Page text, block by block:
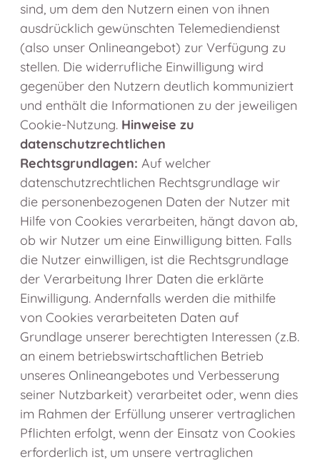
sind, um dem den Nutzern einen von ihnen
ausdrücklich gewünschten Telemediendienst
(also unser Onlineangebot) zur Verfügung zu
stellen. Die widerrufliche Einwilligung wird
gegenüber den Nutzern deutlich kommuniziert
und enthält die Informationen zu der jeweiligen
Cookie-Nutzung. Hinweise zu
datenschutzrechtlichen
Rechtsgrundlagen: Auf welcher
datenschutzrechtlichen Rechtsgrundlage wir
die personenbezogenen Daten der Nutzer mit
Hilfe von Cookies verarbeiten, hängt davon ab,
ob wir Nutzer um eine Einwilligung bitten. Falls
die Nutzer einwilligen, ist die Rechtsgrundlage
der Verarbeitung Ihrer Daten die erklärte
Einwilligung. Andernfalls werden die mithilfe
von Cookies verarbeiteten Daten auf
Grundlage unserer berechtigten Interessen (z.B.
an einem betriebswirtschaftlichen Betrieb
unseres Onlineangebotes und Verbesserung
seiner Nutzbarkeit) verarbeitet oder, wenn dies
im Rahmen der Erfüllung unserer vertraglichen
Pflichten erfolgt, wenn der Einsatz von Cookies
erforderlich ist, um unsere vertraglichen